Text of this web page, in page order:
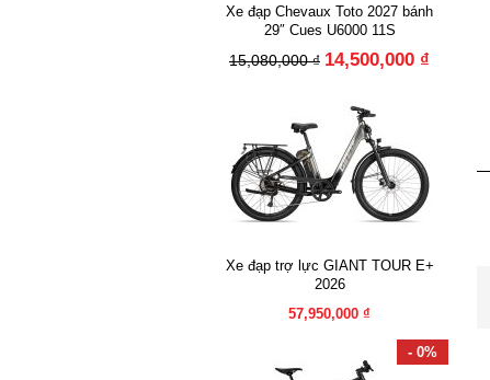
Xe đạp Chevaux Toto 2027 bánh
29″ Cues U6000 11S
15,080,000 ₫ 14,500,000 ₫
Xe đạp trợ lực GIANT TOUR E+
2026
57,950,000 ₫
- 0%